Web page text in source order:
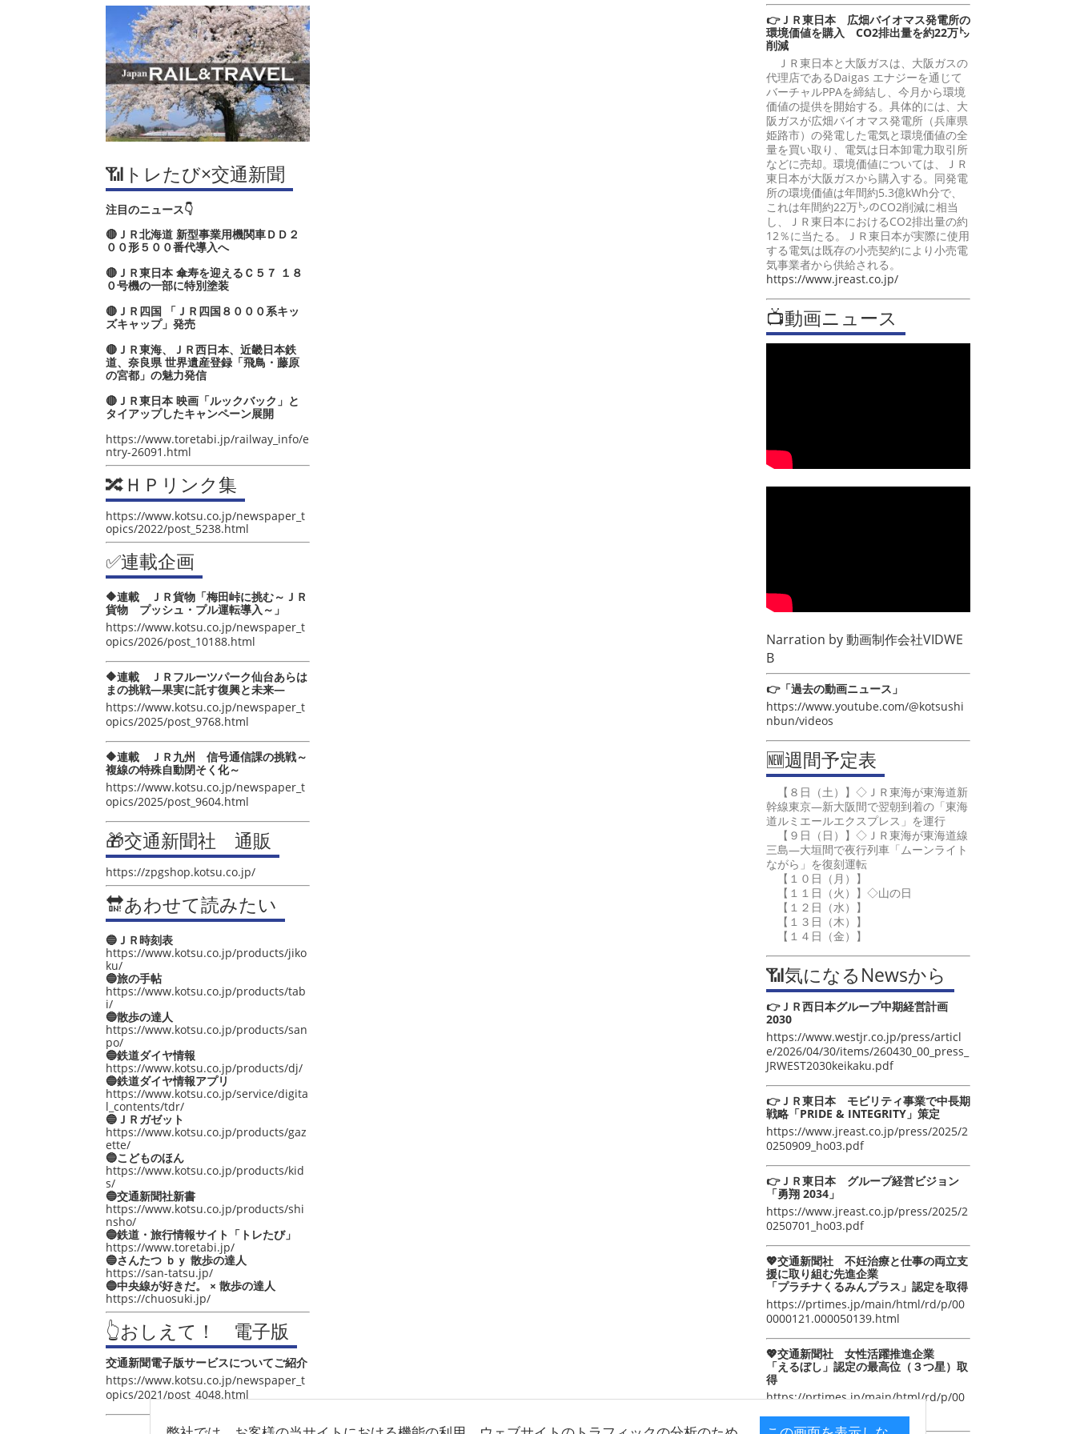
📶トレたび×交通新聞
注目のニュース👇
🔴ＪＲ北海道 新型事業用機関車ＤＤ２
００形５００番代導入へ
🔴ＪＲ東日本 傘寿を迎えるＣ５７ １８
０号機の一部に特別塗装
🔴ＪＲ四国 「ＪＲ四国８０００系キッ
ズキャップ」発売
🔴ＪＲ東海、ＪＲ西日本、近畿日本鉄
道、奈良県 世界遺産登録「飛鳥・藤原
の宮都」の魅力発信
🔴ＪＲ東日本 映画「ルックバック」と
タイアップしたキャンペーン展開
https://www.toretabi.jp/railway_info/e
ntry-26091.html
🔀ＨＰリンク集
https://www.kotsu.co.jp/newspaper_t
opics/2022/post_5238.html
✅連載企画
🔶連載 ＪＲ貨物「梅田峠に挑む～ＪＲ
貨物 プッシュ・プル運転導入～」
https://www.kotsu.co.jp/newspaper_t
opics/2026/post_10188.html
🔶連載 ＪＲフルーツパーク仙台あらは
まの挑戦―果実に託す復興と未来―
https://www.kotsu.co.jp/newspaper_t
opics/2025/post_9768.html
🔶連載 ＪＲ九州 信号通信課の挑戦～
複線の特殊自動閉そく化～
https://www.kotsu.co.jp/newspaper_t
opics/2025/post_9604.html
🎁交通新聞社 通販
https://zpgshop.kotsu.co.jp/
🔛あわせて読みたい
🔵ＪＲ時刻表
https://www.kotsu.co.jp/products/jiko
ku/
🔵旅の手帖
https://www.kotsu.co.jp/products/tab
i/
🔵散歩の達人
https://www.kotsu.co.jp/products/san
po/
🔵鉄道ダイヤ情報
https://www.kotsu.co.jp/products/dj/
🔵鉄道ダイヤ情報アプリ
https://www.kotsu.co.jp/service/digita
l_contents/tdr/
🔵ＪＲガゼット
https://www.kotsu.co.jp/products/gaz
ette/
🔵こどものほん
https://www.kotsu.co.jp/products/kid
s/
🔵交通新聞社新書
https://www.kotsu.co.jp/products/shi
nsho/
🔵鉄道・旅行情報サイト「トレたび」
https://www.toretabi.jp/
🔵さんたつ ｂｙ 散歩の達人
https://san-tatsu.jp/
🔵中央線が好きだ。 × 散歩の達人
https://chuosuki.jp/
👆おしえて！ 電子版
交通新聞電子版サービスについてご紹介
https://www.kotsu.co.jp/newspaper_t
opics/2021/post_4048.html
👉ＪＲ東日本 広畑バイオマス発電所の
環境価値を購入 CO2排出量を約22万㌧
削減
ＪＲ東日本と大阪ガスは、大阪ガスの
代理店であるDaigas エナジーを通じて
バーチャルPPAを締結し、今月から環境
価値の提供を開始する。具体的には、大
阪ガスが広畑バイオマス発電所（兵庫県
姫路市）の発電した電気と環境価値の全
量を買い取り、電気は日本卸電力取引所
などに売却。環境価値については、ＪＲ
東日本が大阪ガスから購入する。同発電
所の環境価値は年間約5.3億kWh分で、
これは年間約22万㌧のCO2削減に相当
し、ＪＲ東日本におけるCO2排出量の約
12％に当たる。ＪＲ東日本が実際に使用
する電気は既存の小売契約により小売電
気事業者から供給される。
https://www.jreast.co.jp/
📺動画ニュース
Narration by動画制作会社VIDWE
B
👉「過去の動画ニュース」
https://www.youtube.com/@kotsushi
nbun/videos
🆕週間予定表
【８日（土）】◇ＪＲ東海が東海道新
幹線東京―新大阪間で翌朝到着の「東海
道ルミエールエクスプレス」を運行
【９日（日）】◇ＪＲ東海が東海道線
三島―大垣間で夜行列車「ムーンライト
ながら」を復刻運転
【１０日（月）】
【１１日（火）】◇山の日
【１２日（水）】
【１３日（木）】
【１４日（金）】
📶気になるNewsから
👉ＪＲ西日本グループ中期経営計画
2030
https://www.westjr.co.jp/press/articl
e/2026/04/30/items/260430_00_press_
JRWEST2030keikaku.pdf
👉ＪＲ東日本 モビリティ事業で中長期
戦略「PRIDE & INTEGRITY」策定
https://www.jreast.co.jp/press/2025/2
0250909_ho03.pdf
👉ＪＲ東日本 グループ経営ビジョン
「勇翔 2034」
https://www.jreast.co.jp/press/2025/2
0250701_ho03.pdf
💖交通新聞社 不妊治療と仕事の両立支
援に取り組む先進企業
「プラチナくるみんプラス」認定を取得
https://prtimes.jp/main/html/rd/p/00
0000121.000050139.html
💖交通新聞社 女性活躍推進企業
「えるぼし」認定の最高位（３つ星）取
得
https://prtimes.jp/main/html/rd/p/00